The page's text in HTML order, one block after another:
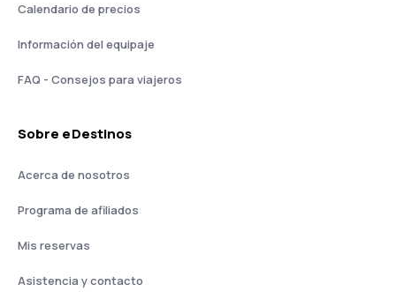
Calendario de precios
Información del equipaje
FAQ - Consejos para viajeros
Sobre eDestinos
Acerca de nosotros
Programa de afiliados
Mis reservas
Asistencia y contacto